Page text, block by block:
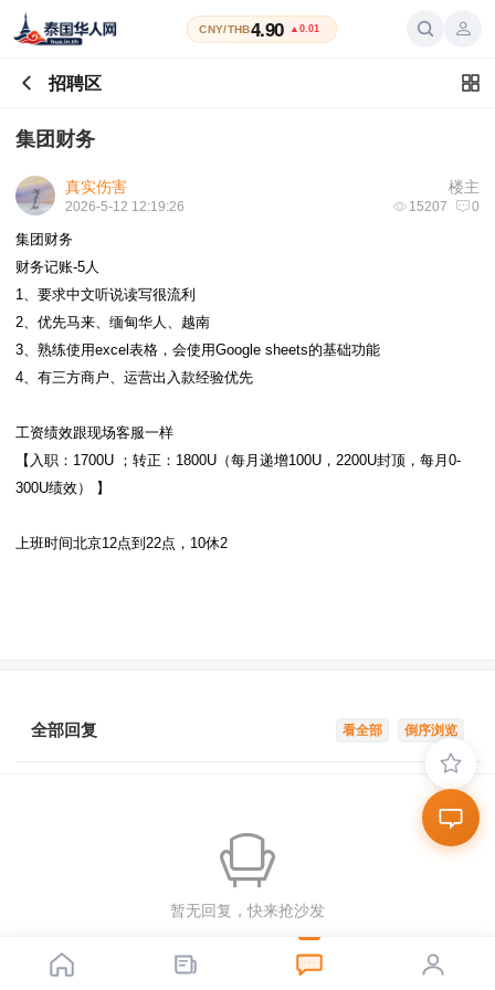
CNY/THB4.90 ▲0.01
招聘区
集团财务
楼主
真实伤害
15207 0
2026-5-12 12:19:26
集团财务
财务记账-5人
1、要求中文听说读写很流利
2、优先马来、缅甸华人、越南
3、熟练使用excel表格，会使用Google sheets的基础功能
4、有三方商户、运营出入款经验优先
工资绩效跟现场客服一样
【入职：1700U ；转正：1800U（每月递增100U，2200U封顶，每月0-
300U绩效） 】
上班时间北京12点到22点，10休2
倒序浏览
看全部
全部回复
暂无回复，快来抢沙发